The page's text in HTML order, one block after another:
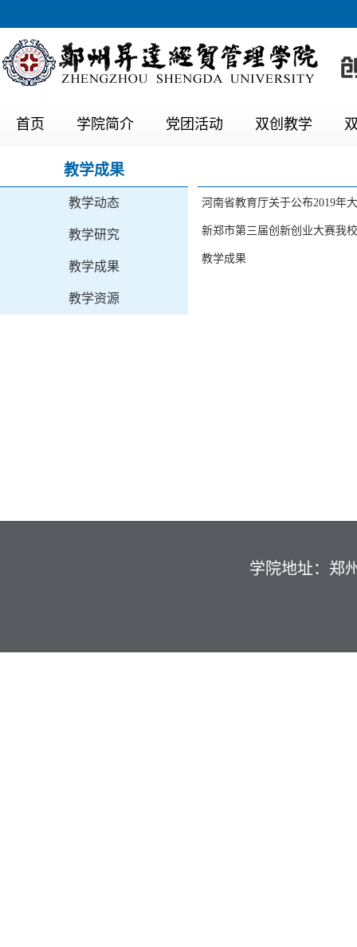
首页 学院简介 党团活动 双创教学
教学成果
教学动态
教学研究
教学成果
教学资源
河南省教育厅关于公布2019年
新郑市第三届创新创业大赛我
教学成果
学院地址：郑